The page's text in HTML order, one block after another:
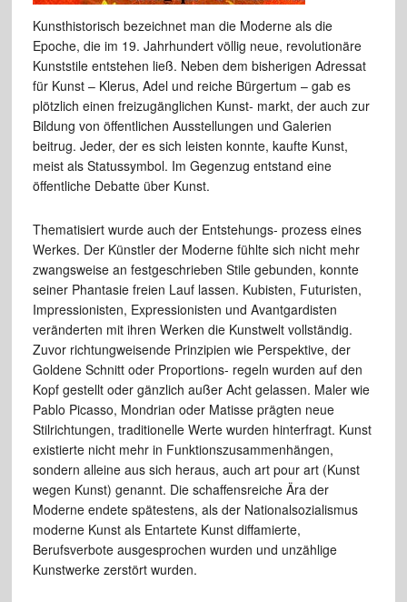
Kunsthistorisch bezeichnet man die Moderne als die
Epoche, die im 19. Jahrhundert völlig neue, revolutionäre
Kunststile entstehen ließ. Neben dem bisherigen Adressat
für Kunst – Klerus, Adel und reiche Bürgertum – gab es
plötzlich einen freizugänglichen Kunst- markt, der auch zur
Bildung von öffentlichen Ausstellungen und Galerien
beitrug. Jeder, der es sich leisten konnte, kaufte Kunst,
meist als Statussymbol. Im Gegenzug entstand eine
öffentliche Debatte über Kunst.
Thematisiert wurde auch der Entstehungs- prozess eines
Werkes. Der Künstler der Moderne fühlte sich nicht mehr
zwangsweise an festgeschrieben Stile gebunden, konnte
seiner Phantasie freien Lauf lassen. Kubisten, Futuristen,
Impressionisten, Expressionisten und Avantgardisten
veränderten mit ihren Werken die Kunstwelt vollständig.
Zuvor richtungweisende Prinzipien wie Perspektive, der
Goldene Schnitt oder Proportions- regeln wurden auf den
Kopf gestellt oder gänzlich außer Acht gelassen. Maler wie
Pablo Picasso, Mondrian oder Matisse prägten neue
Stilrichtungen, traditionelle Werte wurden hinterfragt. Kunst
existierte nicht mehr in Funktionszusammenhängen,
sondern alleine aus sich heraus, auch art pour art (Kunst
wegen Kunst) genannt. Die schaffensreiche Ära der
Moderne endete spätestens, als der Nationalsozialismus
moderne Kunst als Entartete Kunst diffamierte,
Berufsverbote ausgesprochen wurden und unzählige
Kunstwerke zerstört wurden.